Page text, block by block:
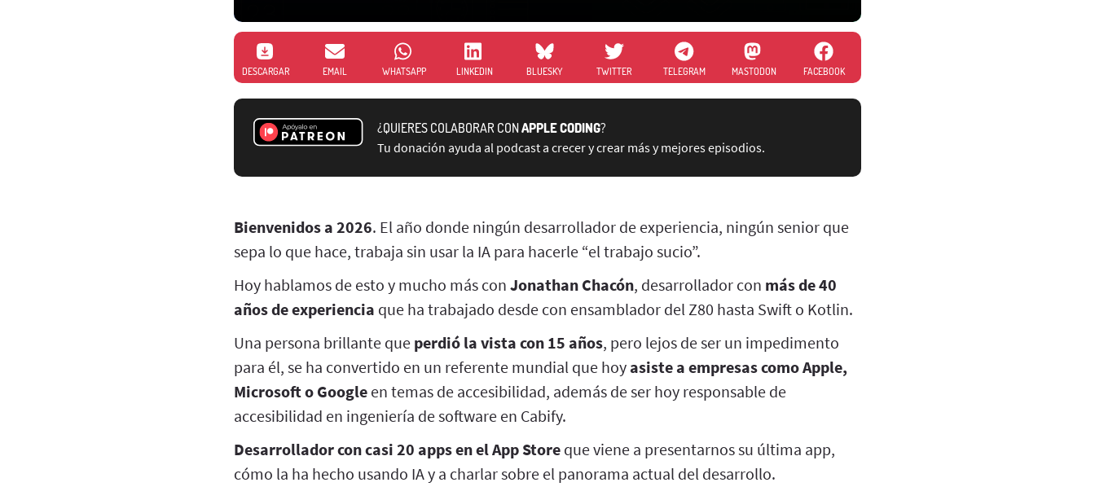
DESCARGAR EMAIL WHATSAPP LINKEDIN BLUESKY TWITTER TELEGRAM MASTODON FACEBOOK
¿QUIERES COLABORAR CONAPPLE CODING?
Tu donación ayuda al podcast a crecer y crear más y mejores episodios.
Bienvenidos a 2026. El año donde ningún desarrollador de experiencia, ningún senior que
sepa lo que hace, trabaja sin usar la IA para hacerle “el trabajo sucio”.
Hoy hablamos de esto y mucho más con Jonathan Chacón, desarrollador con más de 40
años de experiencia que ha trabajado desde con ensamblador del Z80 hasta Swift o Kotlin.
Una persona brillante que perdió la vista con 15 años, pero lejos de ser un impedimento
para él, se ha convertido en un referente mundial que hoy asiste a empresas como Apple,
Microsoft o Google en temas de accesibilidad, además de ser hoy responsable de
accesibilidad en ingeniería de software en Cabify.
Desarrollador con casi 20 apps en el App Store que viene a presentarnos su última app,
cómo la ha hecho usando IA y a charlar sobre el panorama actual del desarrollo.